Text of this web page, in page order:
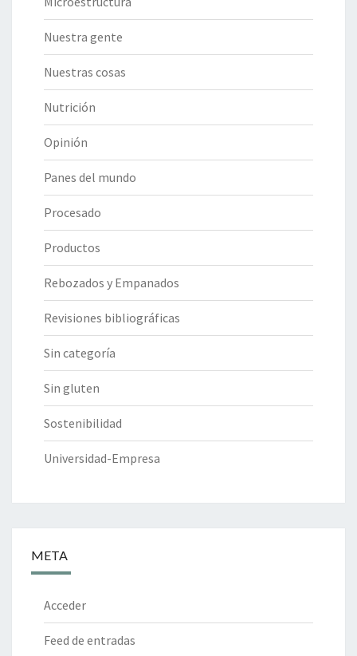
Nuestra gente
Nuestras cosas
Nutrición
Opinión
Panes del mundo
Procesado
Productos
Rebozados y Empanados
Revisiones bibliográficas
Sin categoría
Sin gluten
Sostenibilidad
Universidad-Empresa
META
Acceder
Feed de entradas